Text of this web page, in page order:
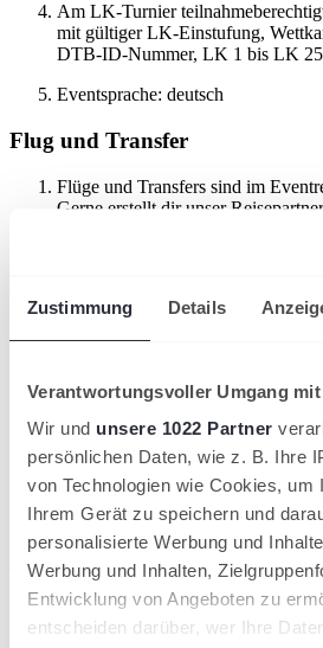
Zustimmung Details
Verantwortungsvoller Umgang
Wir und unsere 1022 Partner
persönlichen Daten, wie z. B. Ihre
von Technologien wie Cookies, um
Ihrem Gerät zu speichern und
personalisierte Werbung und
Werbung und Inhalten,
Entwicklung von Angeboten zu
entscheiden darüber, wer Ihre
Am LK-Turnier
mit gültiger LK-Einstufung,
DTB-ID-Nummer, LK 1 bis LK 25
Eventsprache: deutsch
Flug und Transfer
Flüge und Transfers sind im
Gerne erstellt dir unser
unverbindliches und individuelles
vom Flughafen Antalya beträgt ca.
* Der Eventreisepreis ist inklusive der
aktuelle Eventreisepreis, abhängig vom
camps/ hinterlegt bzw. bei Patricio Travel
für Begleitpersonen oder andere
Reiseveranstalter: Patricio Travel GmbH,
Obernzell. HRB 3694 Registergericht
Unverbindliches Angebot anfragen
Zu unseren Gruppenreisen